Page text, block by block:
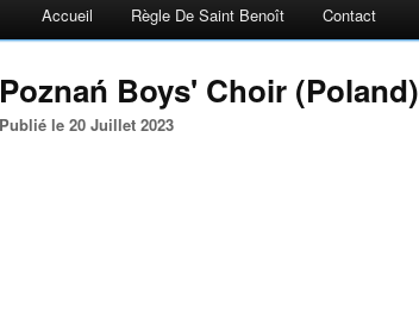
Accueil Règle De Saint Benoît Contact
Poznań Boys' Choir (Poland)
Publié le 20 Juillet 2023